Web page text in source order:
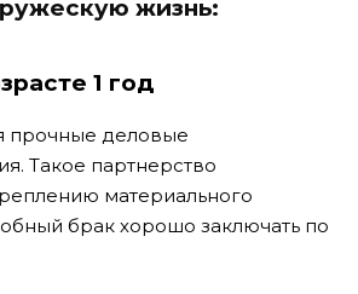
жизнь:
1 год
прочные деловые
Такое партнерство
материального
брак хорошо заключать по